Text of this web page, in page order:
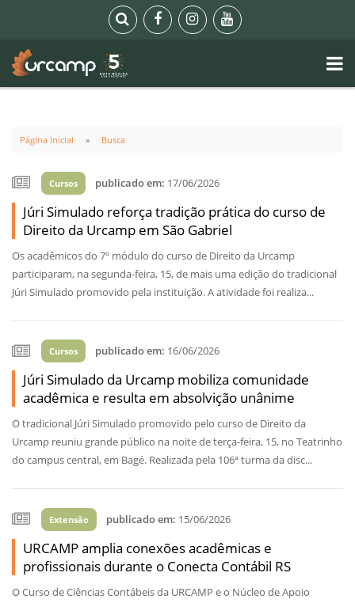
Página Inicial Busca
Cursos publicado em: 17/06/2026
Júri Simulado reforça tradição prática do curso de
Direito da Urcamp em São Gabriel
Os acadêmicos do 7º módulo do curso de Direito da Urcamp
participaram, na segunda-feira, 15, de mais uma edição do tradicional
Júri Simulado promovido pela instituição. A atividade foi realiza...
Cursos publicado em: 16/06/2026
Júri Simulado da Urcamp mobiliza comunidade
acadêmica e resulta em absolvição unânime
O tradicional Júri Simulado promovido pelo curso de Direito da
Urcamp reuniu grande público na noite de terça-feira, 15, no Teatrinho
do campus central, em Bagé. Realizada pela 106ª turma da disc...
Extensão publicado em: 15/06/2026
URCAMP amplia conexões acadêmicas e
profissionais durante o Conecta Contábil RS
O Curso de Ciências Contábeis da URCAMP e o Núcleo de Apoio